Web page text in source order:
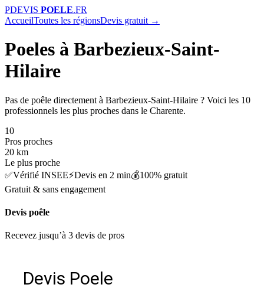
PDEVIS POELE.FR
AccueilToutes les régionsDevis gratuit →
Poeles à Barbezieux-Saint-
Hilaire
Pas de poêle directement à Barbezieux-Saint-Hilaire ? Voici les 10
professionnels les plus proches dans le Charente.
10
Pros proches
20 km
Le plus proche
✅Vérifié INSEE⚡Devis en 2 min💰100% gratuit
Gratuit & sans engagement
Devis poêle
Recevez jusqu’à 3 devis de pros
Devis Poele